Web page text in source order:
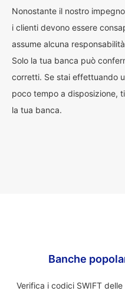
Nonostante il nostro
i clienti devono essere
assume alcuna
Solo la tua banca può
corretti. Se stai effettuando
poco tempo a disposizione,
la tua banca.
Banche
Verifica i codici SWIFT